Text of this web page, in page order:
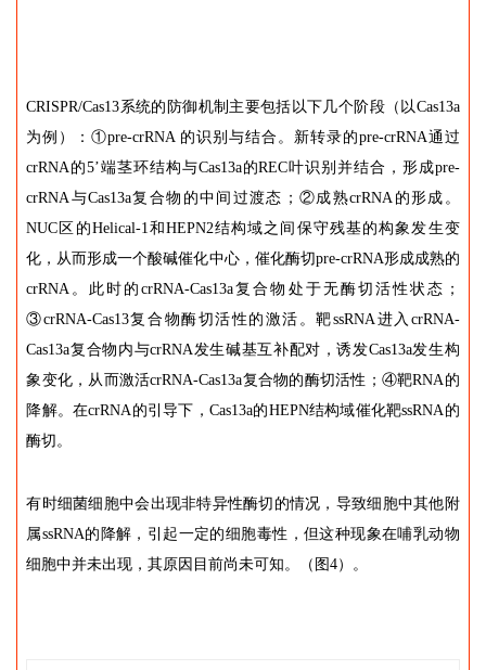
CRISPR/Cas13系统的防御机制主要包括以下几个阶段（以Cas13a
为例）：①pre-crRNA 的识别与结合。新转录的pre-crRNA通过
crRNA的5’端茎环结构与Cas13a的REC叶识别并结合，形成pre-
crRNA与Cas13a复合物的中间过渡态；②成熟crRNA的形成。
NUC区的Helical-1和HEPN2结构域之间保守残基的构象发生变
化，从而形成一个酸碱催化中心，催化酶切pre-crRNA形成成熟的
crRNA。此时的crRNA-Cas13a复合物处于无酶切活性状态；
③crRNA-Cas13复合物酶切活性的激活。靶ssRNA进入crRNA-
Cas13a复合物内与crRNA发生碱基互补配对，诱发Cas13a发生构
象变化，从而激活crRNA-Cas13a复合物的酶切活性；④靶RNA的
降解。在crRNA的引导下，Cas13a的HEPN结构域催化靶ssRNA的
酶切。
有时细菌细胞中会出现非特异性酶切的情况，导致细胞中其他附
属ssRNA的降解，引起一定的细胞毒性，但这种现象在哺乳动物
细胞中并未出现，其原因目前尚未可知。（图4）。